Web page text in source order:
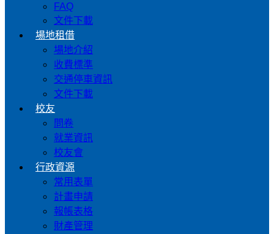
FAQ
文件下載
場地租借
場地介紹
收費標準
交通停車資訊
文件下載
校友
問卷
就業資訊
校友會
行政資源
常用表單
計畫申請
報帳表格
財產管理